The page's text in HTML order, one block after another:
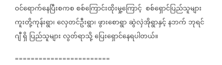
ဝင်ရောက်နေပြီးစကစစစ်ကြောင်းထိုးမှု့ကြောင့် စစ်ရှောင်ပြည်သူများ
ကူးတို့ကုန်းရွာ၊လှေတင်ဦးရွာ၊ဖွားစောရွာဆွဲလှဲအိုရွာနှင့်နဘက် ဘုရင်
ဂျီရှိ ပြည်သူများလွတ်ရာသို့ပြေးရှောင်နေရပါတယ်။
========================